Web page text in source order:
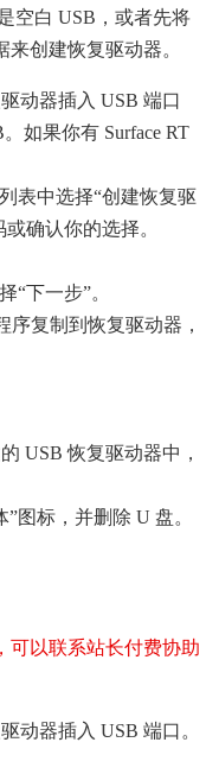
空白 USB，或者先将
创建恢复驱动器。
动器插入 USB 端口
如果你有 Surface RT
表中选择“创建恢复驱
确认你的选择。
“下一步”。
序复制到恢复驱动器，
USB 恢复驱动器中，
图标，并删除 U 盘。
可以联系站长付费协助
动器插入 USB 端口。